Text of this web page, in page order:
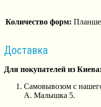
Количество форм:
Доставка
Для покупателей из Киева:
Самовывозом с
А. Малышка 5.